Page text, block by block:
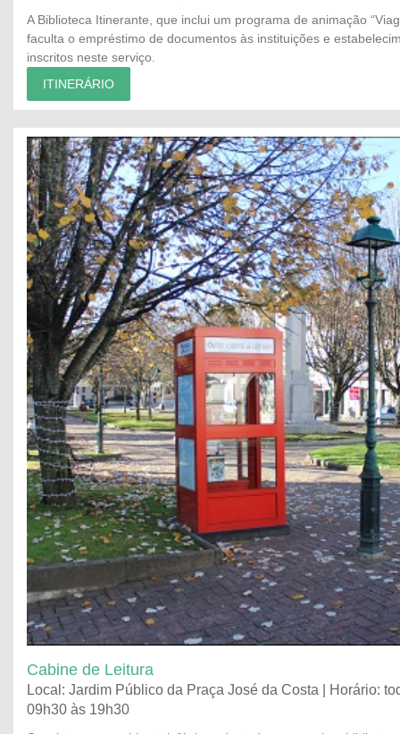
A Biblioteca Itinerante, que inclui um programa de animação
faculta o empréstimo de documentos às instituições e
inscritos neste serviço.
ITINERÁRIO
Cabine de Leitura
Local: Jardim Público da Praça José da Costa | Horário:
09h30 às 19h30